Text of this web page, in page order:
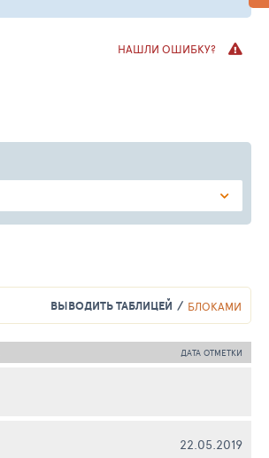
НАШЛИ ОШИБКУ?
ВЫВОДИТЬ ТАБЛИЦЕЙ БЛОКАМИ
ДАТА ОТМЕТКИ
22.05.2019